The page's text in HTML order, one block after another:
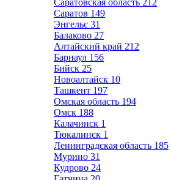
Саратовская область 212
Саратов 149
Энгельс 31
Балаково 27
Алтайский край 212
Барнаул 156
Бийск 25
Новоалтайск 10
Ташкент 197
Омская область 194
Омск 188
Калачинск 1
Тюкалинск 1
Ленинградская область 185
Мурино 31
Кудрово 24